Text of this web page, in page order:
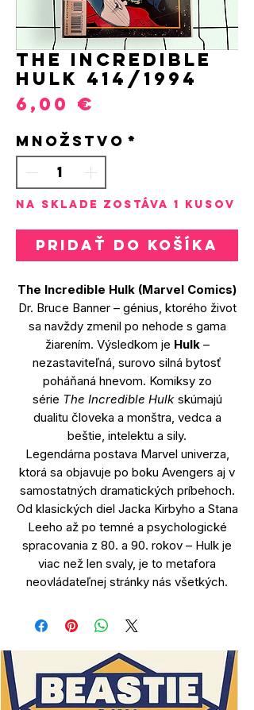
THE INCREDIBLE
HULK 414/1994
6,00 €
Množstvo *
Na sklade zostáva 1 kusov
Pridať do košíka
The Incredible Hulk (Marvel Comics)
Dr. Bruce Banner – génius, ktorého život
sa navždy zmenil po nehode s gama
žiarením. Výsledkom je Hulk–
nezastaviteľná, surovo silná bytosť
poháňaná hnevom. Komiksy zo
série The Incredible Hulk skúmajú
dualitu človeka a monštra, vedca a
beštie, intelektu a sily.
Legendárna postava Marvel univerza,
ktorá sa objavuje po boku Avengers aj v
samostatných dramatických príbehoch.
Od klasických diel Jacka Kirbyho a Stana
Leeho až po temné a psychologické
spracovania z 80. a 90. rokov – Hulk je
viac než len svaly, je to metafora
neovládateľnej stránky nás všetkých.